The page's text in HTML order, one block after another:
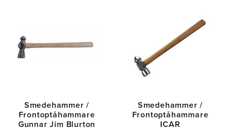
Smedehammer /
Frontoptåhammare
Gunnar Jim Blurton
Smedehammer /
Frontoptåhammare
ICAR